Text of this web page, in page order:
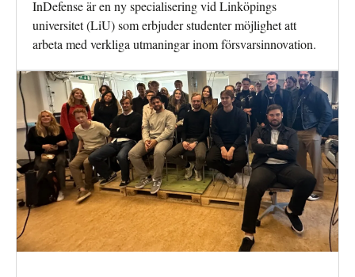
InDefense är en ny specialisering vid Linköpings
universitet (LiU) som erbjuder studenter möjlighet att
arbeta med verkliga utmaningar inom försvarsinnovation.